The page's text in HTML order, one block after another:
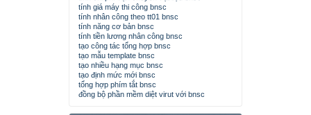
tính giá máy thi công bnsc
tính nhân công theo tt01 bnsc
tính năng cơ bản bnsc
tính tiền lương nhân công bnsc
tạo công tác tổng hợp bnsc
tạo mẫu template bnsc
tạo nhiều hạng mục bnsc
tạo định mức mới bnsc
tổng hợp phím tắt bnsc
đồng bộ phần mềm diệt virut với bnsc